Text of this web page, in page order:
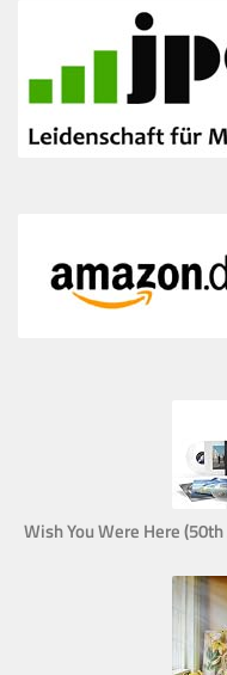
Wish You Were Here